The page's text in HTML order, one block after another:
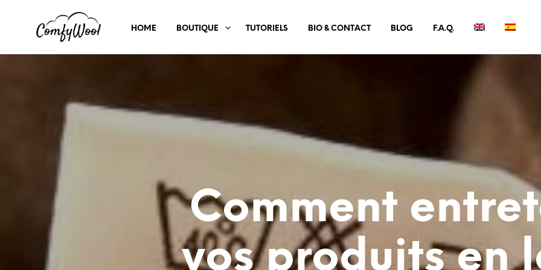
HOME BOUTIQUE TUTORIELS BIO & CONTACT BLOG F.A.Q.
Comment
vos produits en